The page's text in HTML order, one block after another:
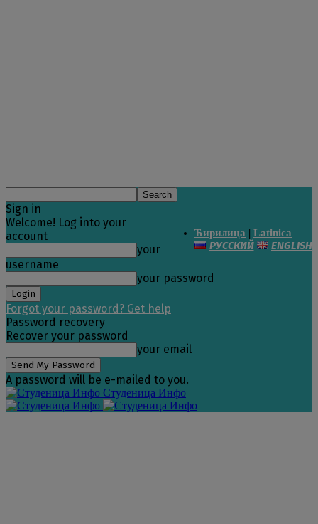
Ћирилица | Latinica
РУССКИЙ ENGLISH
Sign in
Welcome! Log into your
account
your
username
your password
Forgot your password? Get help
Password recovery
Recover your password
your email
A password will be e-mailed to you.
Студеница Инфо